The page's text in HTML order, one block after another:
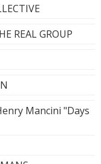
REAL GROUP
Mancini "Days